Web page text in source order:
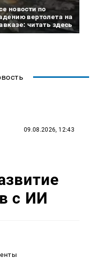
новости по
вертолета на
читать здесь
09.08.2026, 12:43
с ИИ